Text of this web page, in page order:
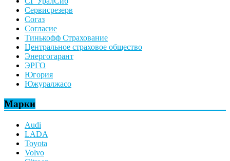
Сервисрезерв
Согаз
Согласие
Тинькофф Страхование
Центральное страховое общество
Энергогарант
ЭРГО
Югория
Южуралжасо
Марки
Audi
LADA
Toyota
Volvo